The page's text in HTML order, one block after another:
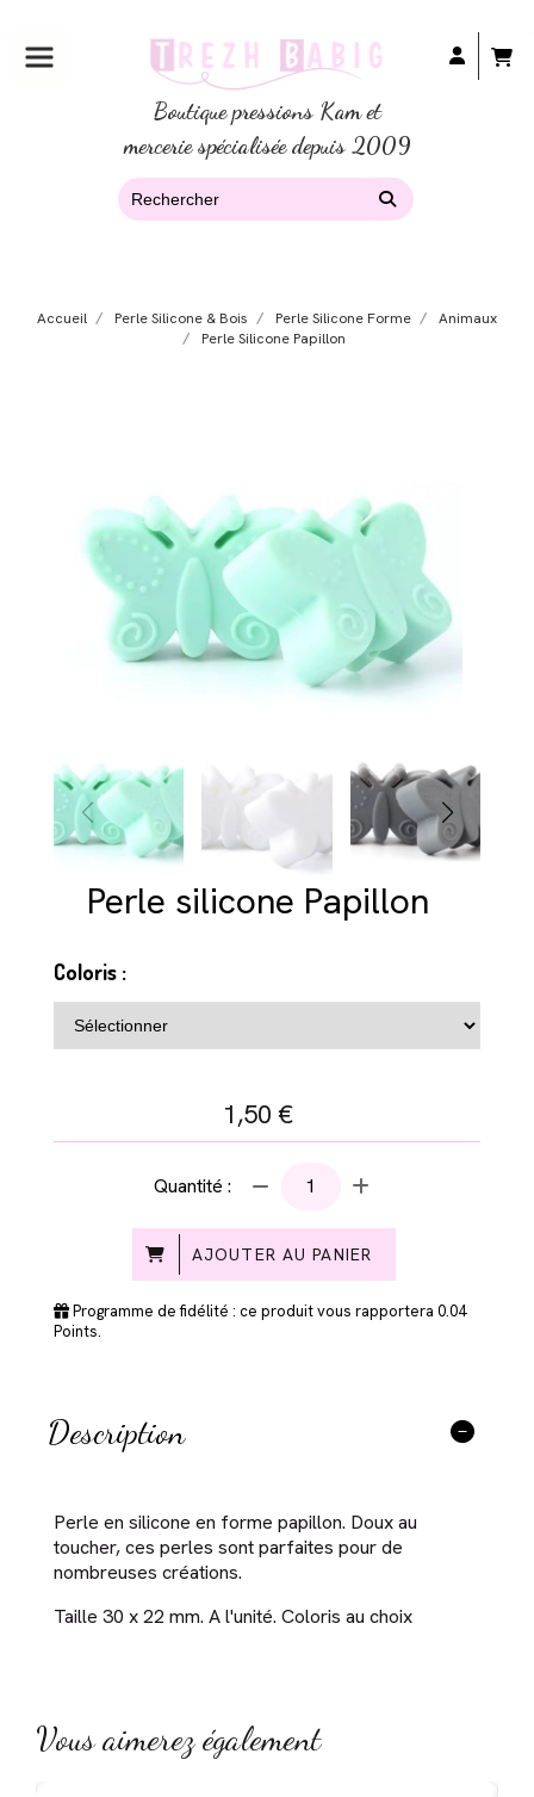
Boutique pressions Kam et
mercerie spécialisée depuis 2009
Accueil Perle Silicone & Bois Perle Silicone Forme
Animaux
Perle Silicone Papillon
Perle silicone Papillon
Coloris :
1,50 €
Quantité :
AJOUTER AU PANIER
Programme de fidélité : ce produit vous rapportera 0.04
Points.
Description
Perle en silicone en forme papillon. Doux au
toucher, ces perles sont parfaites pour de
nombreuses créations.
Taille 30 x 22 mm. A l'unité. Coloris au choix
Vous aimerez également